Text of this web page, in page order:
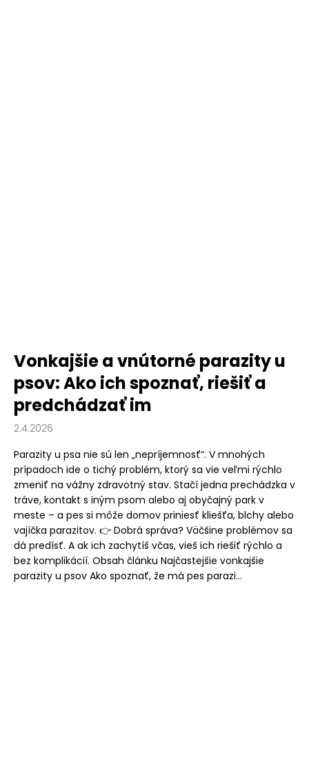
Vonkajšie a vnútorné parazity u
psov: Ako ich spoznať, riešiť a
predchádzať im
2.4.2026
Parazity u psa nie sú len „nepríjemnosť“. V mnohých
prípadoch ide o tichý problém, ktorý sa vie veľmi rýchlo
zmeniť na vážny zdravotný stav. Stačí jedna prechádzka v
tráve, kontakt s iným psom alebo aj obyčajný park v
meste – a pes si môže domov priniesť kliešťa, blchy alebo
vajíčka parazitov. 👉 Dobrá správa? Väčšine problémov sa
dá predísť. A ak ich zachytíš včas, vieš ich riešiť rýchlo a
bez komplikácií. Obsah článku Najčastejšie vonkajšie
parazity u psov Ako spoznať, že má pes parazi...